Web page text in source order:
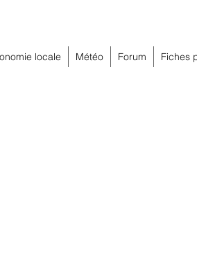
locale Météo Forum Fiches